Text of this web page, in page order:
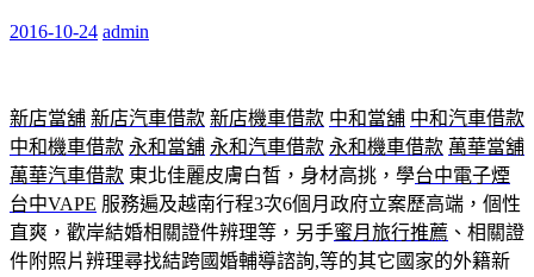
2016-10-24 admin
新店當舖 新店汽車借款 新店機車借款 中和當舖 中和汽車借款
中和機車借款 永和當舖 永和汽車借款 永和機車借款 萬華當舖
萬華汽車借款 東北佳麗皮膚白皙，身材高挑，學台中電子煙
台中VAPE 服務遍及越南行程3次6個月政府立案歷高端，個性
直爽，歡岸結婚相關證件辨理等，另手蜜月旅行推薦 、相關證
件附照片辨理尋找結跨國婚輔導諮詢,等的其它國家的外籍新